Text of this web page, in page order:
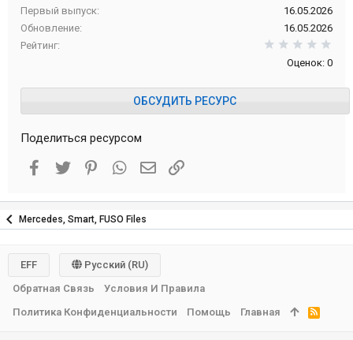
Первый выпуск
16.05.2026
Обновление
16.05.2026
Рейтинг
Оценок: 0
ОБСУДИТЬ РЕСУРС
Поделиться ресурсом
Facebook
Twitter PinterestWhatsAppЭлектронная почта
Ссылка
Mercedes, Smart, FUSO Files
EFF
Русский (RU)
Обратная Связь
Условия И Правила
Политика Конфиденциальности
Помощь Главная
R